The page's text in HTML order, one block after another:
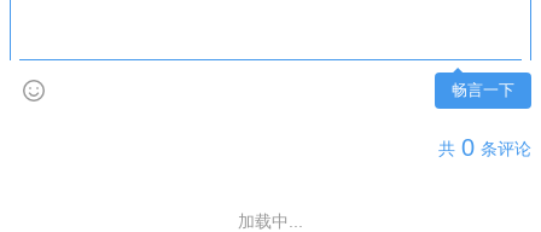
畅言一下
共 0 条评论
加载中...